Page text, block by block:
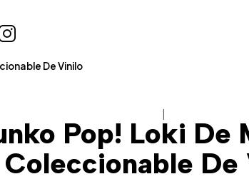
De Vinilo
Pop! Loki De
Coleccionable De